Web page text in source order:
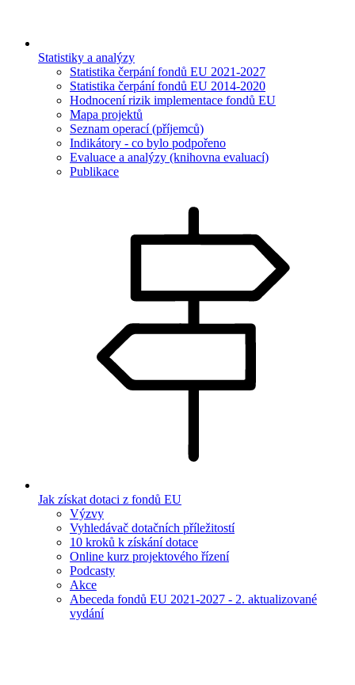
Statistiky a analýzy
Statistika čerpání fondů EU 2021-2027
Statistika čerpání fondů EU 2014-2020
Hodnocení rizik implementace fondů EU
Mapa projektů
Seznam operací (příjemců)
Indikátory - co bylo podpořeno
Evaluace a analýzy (knihovna evaluací)
Publikace
Jak získat dotaci z fondů EU
Výzvy
Vyhledávač dotačních příležitostí
10 kroků k získání dotace
Online kurz projektového řízení
Podcasty
Akce
Abeceda fondů EU 2021-2027 - 2. aktualizované
vydání